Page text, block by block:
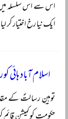
اس سے اس سلسلہ
ایک نیا رخ اختیار کر
اسلام آباد
توہینِ رسالتؐ کے